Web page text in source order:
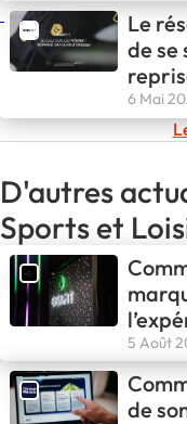
Le
de se
6 Mai
D'autres
Sports et
5 Août
de